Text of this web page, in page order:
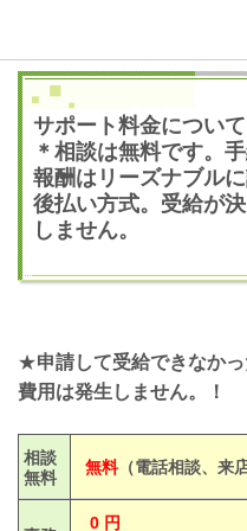
サポート料金について
＊相談は無料です。
報酬はリーズナブル
後払い方式。受給が
しません。
★申請して受給できなか
費用は発生しません。！
相談
無料
無料（電話相談
0 円